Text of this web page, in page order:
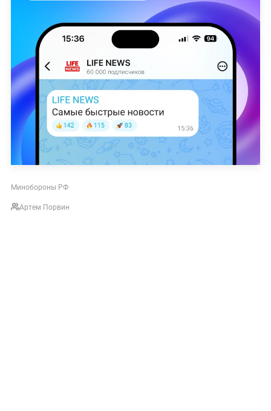
Минобороны РФ
Артем Порвин